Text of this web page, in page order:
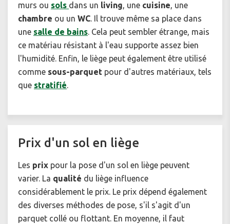
murs ou sols dans un living, une cuisine, une
chambre ou un WC. Il trouve même sa place dans
une salle de bains. Cela peut sembler étrange, mais
ce matériau résistant à l'eau supporte assez bien
l'humidité. Enfin, le liège peut également être utilisé
comme sous-parquet pour d'autres matériaux, tels
que stratifié.
Prix d'un sol en liège
Les prix pour la pose d'un sol en liège peuvent
varier. La qualité du liège influence
considérablement le prix. Le prix dépend également
des diverses méthodes de pose, s'il s'agit d'un
parquet collé ou flottant. En moyenne, il faut